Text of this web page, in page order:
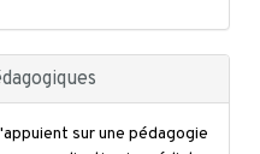
sur une pédagogie